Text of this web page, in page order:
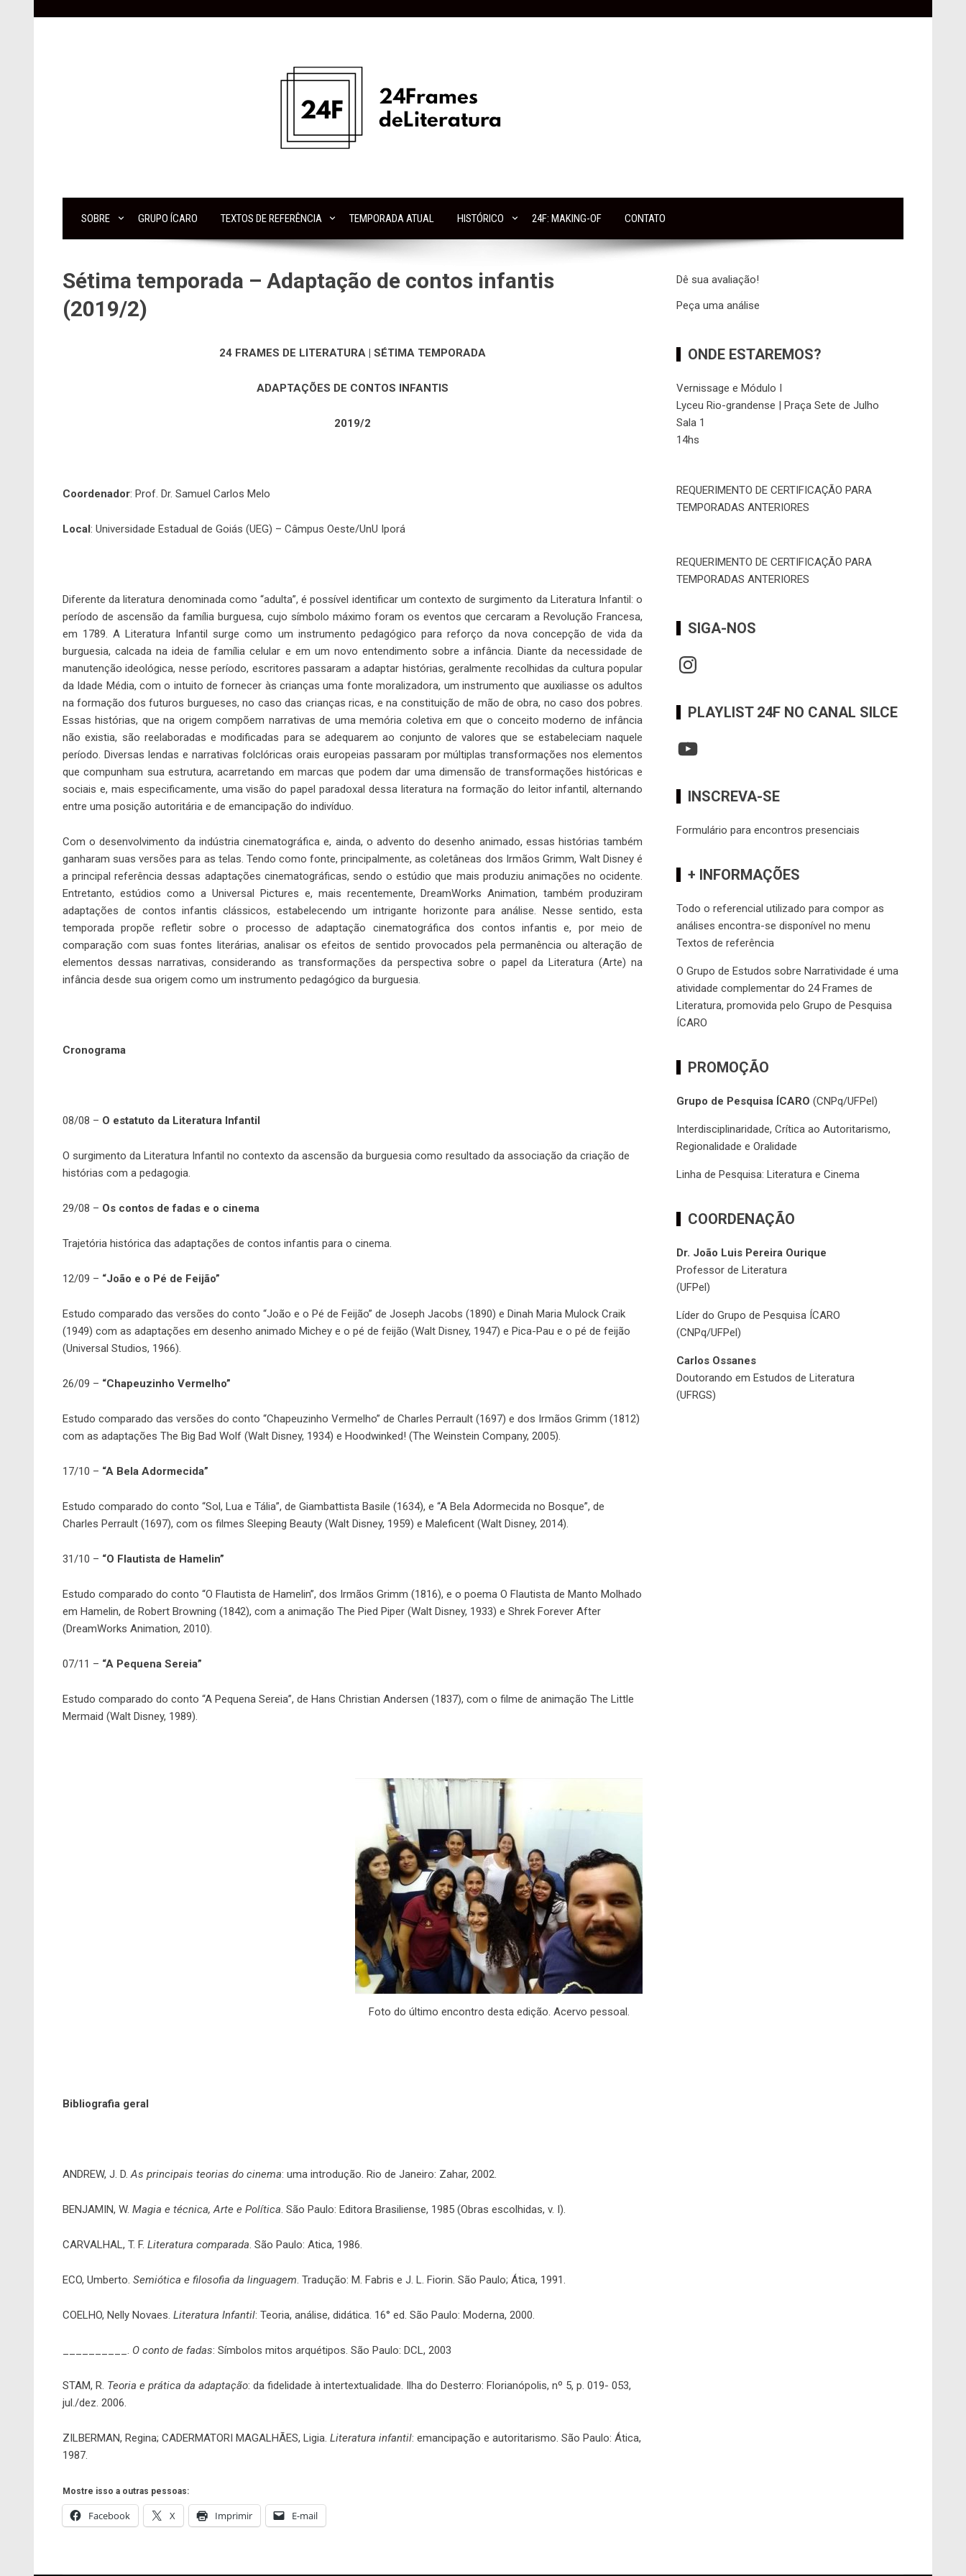
SOBRE GRUPO ÍCARO TEXTOS DE REFERÊNCIA TEMPORADA ATUAL HISTÓRICO 24F: MAKING-OF CONTATO
Sétima temporada – Adaptação de contos infantis
(2019/2)
24 FRAMES DE LITERATURA | SÉTIMA TEMPORADA
ADAPTAÇÕES DE CONTOS INFANTIS
2019/2
Coordenador: Prof. Dr. Samuel Carlos Melo
Local: Universidade Estadual de Goiás (UEG) – Câmpus Oeste/UnU Iporá
Diferente da literatura denominada como “adulta”, é possível identificar um contexto de surgimento da Literatura Infantil: o
período de ascensão da família burguesa, cujo símbolo máximo foram os eventos que cercaram a Revolução Francesa,
em 1789. A Literatura Infantil surge como um instrumento pedagógico para reforço da nova concepção de vida da
burguesia, calcada na ideia de família celular e em um novo entendimento sobre a infância. Diante da necessidade de
manutenção ideológica, nesse período, escritores passaram a adaptar histórias, geralmente recolhidas da cultura popular
da Idade Média, com o intuito de fornecer às crianças uma fonte moralizadora, um instrumento que auxiliasse os adultos
na formação dos futuros burgueses, no caso das crianças ricas, e na constituição de mão de obra, no caso dos pobres.
Essas histórias, que na origem compõem narrativas de uma memória coletiva em que o conceito moderno de infância
não existia, são reelaboradas e modificadas para se adequarem ao conjunto de valores que se estabeleciam naquele
período. Diversas lendas e narrativas folclóricas orais europeias passaram por múltiplas transformações nos elementos
que compunham sua estrutura, acarretando em marcas que podem dar uma dimensão de transformações históricas e
sociais e, mais especificamente, uma visão do papel paradoxal dessa literatura na formação do leitor infantil, alternando
entre uma posição autoritária e de emancipação do indivíduo.
Com o desenvolvimento da indústria cinematográfica e, ainda, o advento do desenho animado, essas histórias também
ganharam suas versões para as telas. Tendo como fonte, principalmente, as coletâneas dos Irmãos Grimm, Walt Disney é
a principal referência dessas adaptações cinematográficas, sendo o estúdio que mais produziu animações no ocidente.
Entretanto, estúdios como a Universal Pictures e, mais recentemente, DreamWorks Animation, também produziram
adaptações de contos infantis clássicos, estabelecendo um intrigante horizonte para análise. Nesse sentido, esta
temporada propõe refletir sobre o processo de adaptação cinematográfica dos contos infantis e, por meio de
comparação com suas fontes literárias, analisar os efeitos de sentido provocados pela permanência ou alteração de
elementos dessas narrativas, considerando as transformações da perspectiva sobre o papel da Literatura (Arte) na
infância desde sua origem como um instrumento pedagógico da burguesia.
Cronograma
08/08 – O estatuto da Literatura Infantil
O surgimento da Literatura Infantil no contexto da ascensão da burguesia como resultado da associação da criação de
histórias com a pedagogia.
29/08 – Os contos de fadas e o cinema
Trajetória histórica das adaptações de contos infantis para o cinema.
12/09 – “João e o Pé de Feijão”
Estudo comparado das versões do conto “João e o Pé de Feijão” de Joseph Jacobs (1890) e Dinah Maria Mulock Craik
(1949) com as adaptações em desenho animado Michey e o pé de feijão (Walt Disney, 1947) e Pica-Pau e o pé de feijão
(Universal Studios, 1966).
26/09 – “Chapeuzinho Vermelho”
Estudo comparado das versões do conto “Chapeuzinho Vermelho” de Charles Perrault (1697) e dos Irmãos Grimm (1812)
com as adaptações The Big Bad Wolf (Walt Disney, 1934) e Hoodwinked! (The Weinstein Company, 2005).
17/10 – “A Bela Adormecida”
Estudo comparado do conto “Sol, Lua e Tália”, de Giambattista Basile (1634), e “A Bela Adormecida no Bosque”, de
Charles Perrault (1697), com os filmes Sleeping Beauty (Walt Disney, 1959) e Maleficent (Walt Disney, 2014).
31/10 – “O Flautista de Hamelin”
Estudo comparado do conto “O Flautista de Hamelin”, dos Irmãos Grimm (1816), e o poema O Flautista de Manto Molhado
em Hamelin, de Robert Browning (1842), com a animação The Pied Piper (Walt Disney, 1933) e Shrek Forever After
(DreamWorks Animation, 2010).
07/11 – “A Pequena Sereia”
Estudo comparado do conto “A Pequena Sereia”, de Hans Christian Andersen (1837), com o filme de animação The Little
Mermaid (Walt Disney, 1989).
Foto do último encontro desta edição. Acervo pessoal.
Bibliografia geral
ANDREW, J. D.As principais teorias do cinema: uma introdução. Rio de Janeiro: Zahar, 2002.
BENJAMIN, W. Magia e técnica, Arte e Política. São Paulo: Editora Brasiliense, 1985 (Obras escolhidas, v. I).
CARVALHAL, T. F. Literatura comparada. São Paulo: Atica, 1986.
ECO, Umberto. Semiótica e filosofia da linguagem. Tradução: M. Fabris e J. L. Fiorin. São Paulo; Ática, 1991.
COELHO, Nelly Novaes. Literatura Infantil: Teoria, análise, didática. 16° ed. São Paulo: Moderna, 2000.
__________. O conto de fadas: Símbolos mitos arquétipos. São Paulo: DCL, 2003
STAM, R. Teoria e prática da adaptação: da fidelidade à intertextualidade. Ilha do Desterro: Florianópolis, nº 5, p. 019- 053,
jul./dez. 2006.
ZILBERMAN, Regina; CADERMATORI MAGALHÃES, Ligia. Literatura infantil: emancipação e autoritarismo. São Paulo: Ática,
1987.
Mostre isso a outras pessoas:
Facebook X Imprimir E-mail
Dê sua avaliação!
Peça uma análise
ONDE ESTAREMOS?
Vernissage e Módulo I
Lyceu Rio-grandense | Praça Sete de Julho
Sala 1
14hs
REQUERIMENTO DE CERTIFICAÇÃO PARA
TEMPORADAS ANTERIORES
REQUERIMENTO DE CERTIFICAÇÃO PARA
TEMPORADAS ANTERIORES
SIGA-NOS
Instagram
PLAYLIST 24F NO CANAL SILCE
YouTube
INSCREVA-SE
Formulário para encontros presenciais
+ INFORMAÇÕES
Todo o referencial utilizado para compor as
análises encontra-se disponível no menu
Textos de referência
O Grupo de Estudos sobre Narratividade é uma
atividade complementar do 24 Frames de
Literatura, promovida pelo Grupo de Pesquisa
ÍCARO
PROMOÇÃO
Grupo de Pesquisa ÍCARO (CNPq/UFPel)
Interdisciplinaridade, Crítica ao Autoritarismo,
Regionalidade e Oralidade
Linha de Pesquisa: Literatura e Cinema
COORDENAÇÃO
Dr. João Luis Pereira Ourique
Professor de Literatura
(UFPel)
Líder do Grupo de Pesquisa ÍCARO
(CNPq/UFPel)
Carlos Ossanes
Doutorando em Estudos de Literatura
(UFRGS)